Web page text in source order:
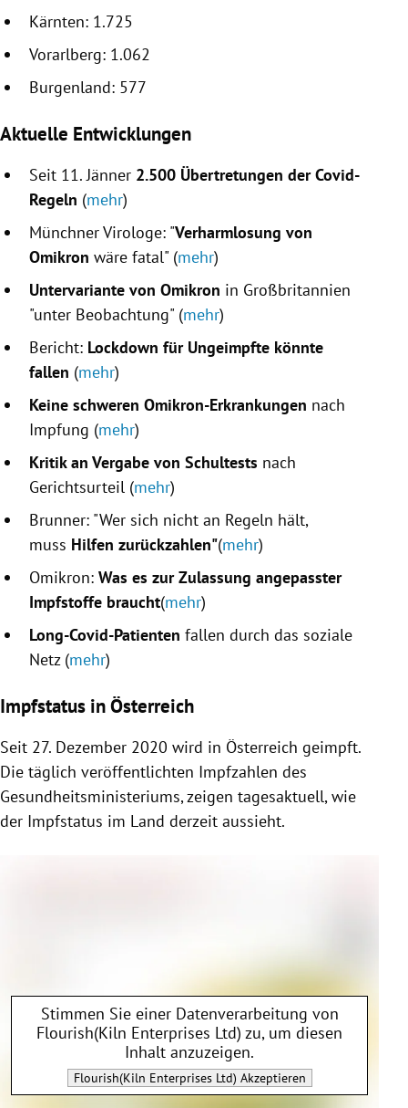
Kärnten: 1.725
Vorarlberg: 1.062
Burgenland: 577
Aktuelle Entwicklungen
Seit 11. Jänner 2.500 Übertretungen der Covid-
Regeln (mehr)
Münchner Virologe: "Verharmlosung von
Omikron wäre fatal" (mehr)
Untervariante von Omikron in Großbritannien
"unter Beobachtung" (mehr)
Bericht: Lockdown für Ungeimpfte könnte
fallen (mehr)
Keine schweren Omikron-Erkrankungen nach
Impfung (mehr)
Kritik an Vergabe von Schultests nach
Gerichtsurteil (mehr)
Brunner: "Wer sich nicht an Regeln hält,
muss Hilfen zurückzahlen"(mehr)
Omikron: Was es zur Zulassung angepasster
Impfstoffe braucht(mehr)
Long-Covid-Patienten fallen durch das soziale
Netz (mehr)
Impfstatus in Österreich
Seit 27. Dezember 2020 wird in Österreich geimpft.
Die täglich veröffentlichten Impfzahlen des
Gesundheitsministeriums, zeigen tagesaktuell, wie
der Impfstatus im Land derzeit aussieht.
Stimmen Sie einer Datenverarbeitung von
Flourish(Kiln Enterprises Ltd) zu, um diesen
Inhalt anzuzeigen.
Flourish(Kiln Enterprises Ltd) Akzeptieren